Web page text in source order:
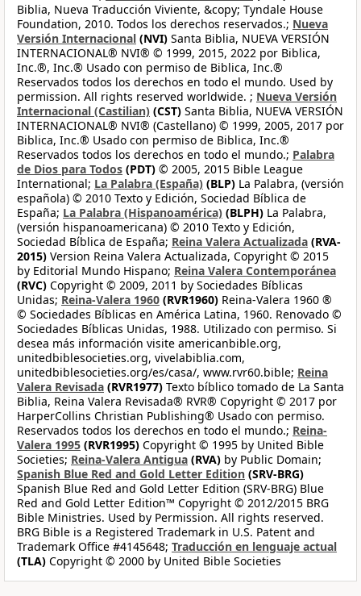
Biblia, Nueva Traducción Viviente, &copy; Tyndale House
Foundation, 2010. Todos los derechos reservados.; Nueva
Versión Internacional (NVI) Santa Biblia, NUEVA VERSIÓN
INTERNACIONAL® NVI® © 1999, 2015, 2022 por Biblica,
Inc.®, Inc.® Usado con permiso de Biblica, Inc.®
Reservados todos los derechos en todo el mundo. Used by
permission. All rights reserved worldwide. ; Nueva Versión
Internacional (Castilian) (CST) Santa Biblia, NUEVA VERSIÓN
INTERNACIONAL® NVI® (Castellano) © 1999, 2005, 2017 por
Biblica, Inc.® Usado con permiso de Biblica, Inc.®
Reservados todos los derechos en todo el mundo.; Palabra
de Dios para Todos (PDT) © 2005, 2015 Bible League
International; La Palabra (España) (BLP) La Palabra, (versión
española) © 2010 Texto y Edición, Sociedad Bíblica de
España; La Palabra (Hispanoamérica) (BLPH) La Palabra,
(versión hispanoamericana) © 2010 Texto y Edición,
Sociedad Bíblica de España; Reina Valera Actualizada (RVA-
2015) Version Reina Valera Actualizada, Copyright © 2015
by Editorial Mundo Hispano; Reina Valera Contemporánea
(RVC) Copyright © 2009, 2011 by Sociedades Bíblicas
Unidas; Reina-Valera 1960 (RVR1960) Reina-Valera 1960 ®
© Sociedades Bíblicas en América Latina, 1960. Renovado ©
Sociedades Bíblicas Unidas, 1988. Utilizado con permiso. Si
desea más información visite americanbible.org,
unitedbiblesocieties.org, vivelabiblia.com,
unitedbiblesocieties.org/es/casa/, www.rvr60.bible; Reina
Valera Revisada (RVR1977) Texto bíblico tomado de La Santa
Biblia, Reina Valera Revisada® RVR® Copyright © 2017 por
HarperCollins Christian Publishing® Usado con permiso.
Reservados todos los derechos en todo el mundo.; Reina-
Valera 1995 (RVR1995) Copyright © 1995 by United Bible
Societies; Reina-Valera Antigua (RVA) by Public Domain;
Spanish Blue Red and Gold Letter Edition (SRV-BRG)
Spanish Blue Red and Gold Letter Edition (SRV-BRG) Blue
Red and Gold Letter Edition™ Copyright © 2012/2015 BRG
Bible Ministries. Used by Permission. All rights reserved.
BRG Bible is a Registered Trademark in U.S. Patent and
Trademark Office #4145648; Traducción en lenguaje actual
(TLA) Copyright © 2000 by United Bible Societies